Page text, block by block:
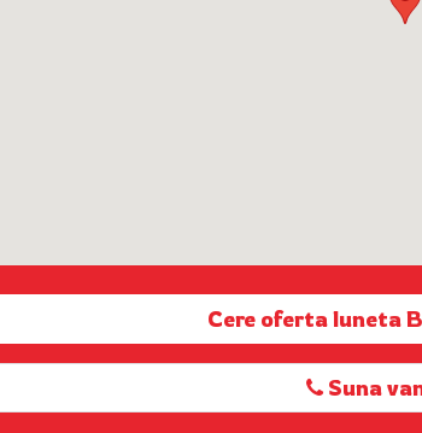
Cere oferta luneta
Suna